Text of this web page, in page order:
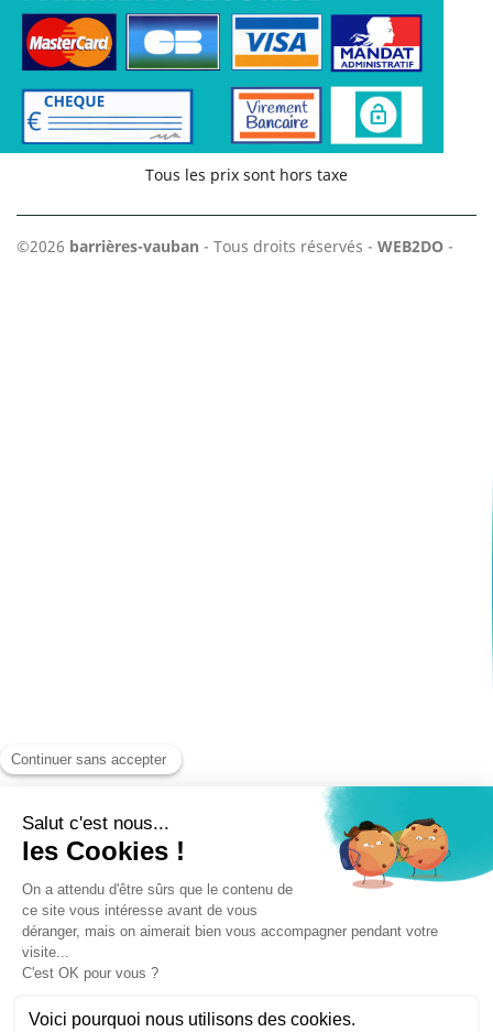
Tous les prix sont hors taxe
©2026 barrières-vauban - Tous droits réservés - WEB2DO -